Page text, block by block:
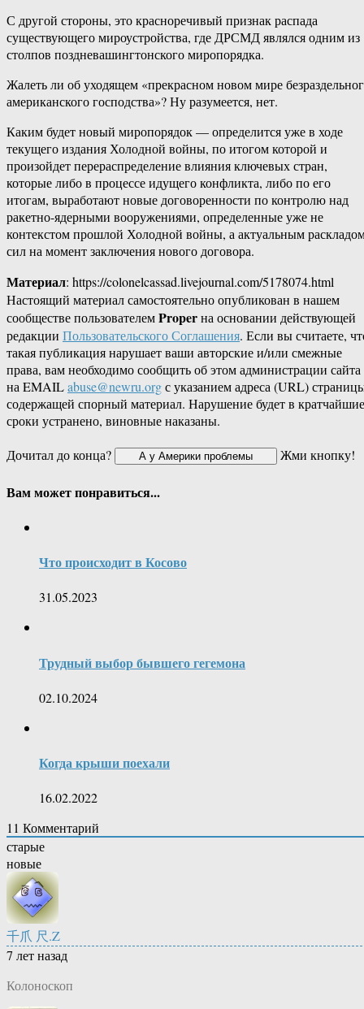
С другой стороны, это красноречивый признак распада
существующего мироустройства, где ДРСМД являлся одним из
столпов поздневашингтонского миропорядка.
Жалеть ли об уходящем «прекрасном новом мире
американского господства»? Ну разумеется, нет.
Каким будет новый миропорядок — определится уже в ходе
текущего издания Холодной войны, по итогом которой и
произойдет перераспределение влияния ключевых стран,
которые либо в процессе идущего конфликта, либо по его
итогам, выработают новые договоренности по контролю над
ракетно-ядерными вооружениями, определенные уже не
контекстом прошлой Холодной войны, а актуальным
сил на момент заключения нового договора.
Материал: https://colonelcassad.livejournal.com/5178074.html
Настоящий материал самостоятельно опубликован в нашем
сообществе пользователемProperна основании действующей
редакции Пользовательского Соглашения. Если вы считаете,
такая публикация нарушает ваши авторские и/или смежные
права, вам необходимо сообщить об этом администрации сайта
на EMAILabuse@newru.orgс указанием адреса (URL)
содержащей спорный материал. Нарушение будет в кратчайшие
сроки устранено, виновные наказаны.
Дочитал до конца?
Жми кнопку!
Вам может понравиться...
Что происходит в Косово
31.05.2023
Трудный выбор бывшего гегемона
02.10.2024
Когда крыши поехали
16.02.2022
11 Комментарий
старые
новые
千爪 尺.Z
7 лет назад
Колоноскоп